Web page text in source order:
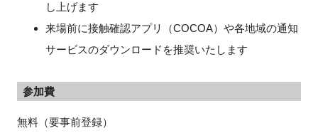
し上げます
来場前に接触確認アプリ（COCOA）や各地域の通知
サービスのダウンロードを推奨いたします
参加費
無料（要事前登録）